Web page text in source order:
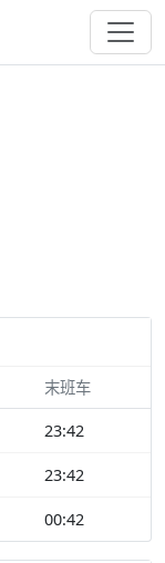
末班车
23:42
23:42
00:42